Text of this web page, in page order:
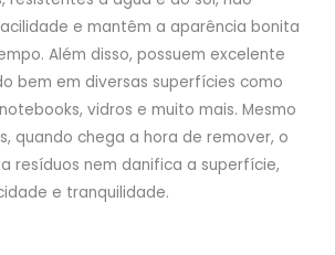
e mantêm a aparência bonita
Além disso, possuem excelente
bem em diversas superfícies como
vidros e muito mais. Mesmo
quando chega a hora de remover, o
resíduos nem danifica a superfície,
e tranquilidade.